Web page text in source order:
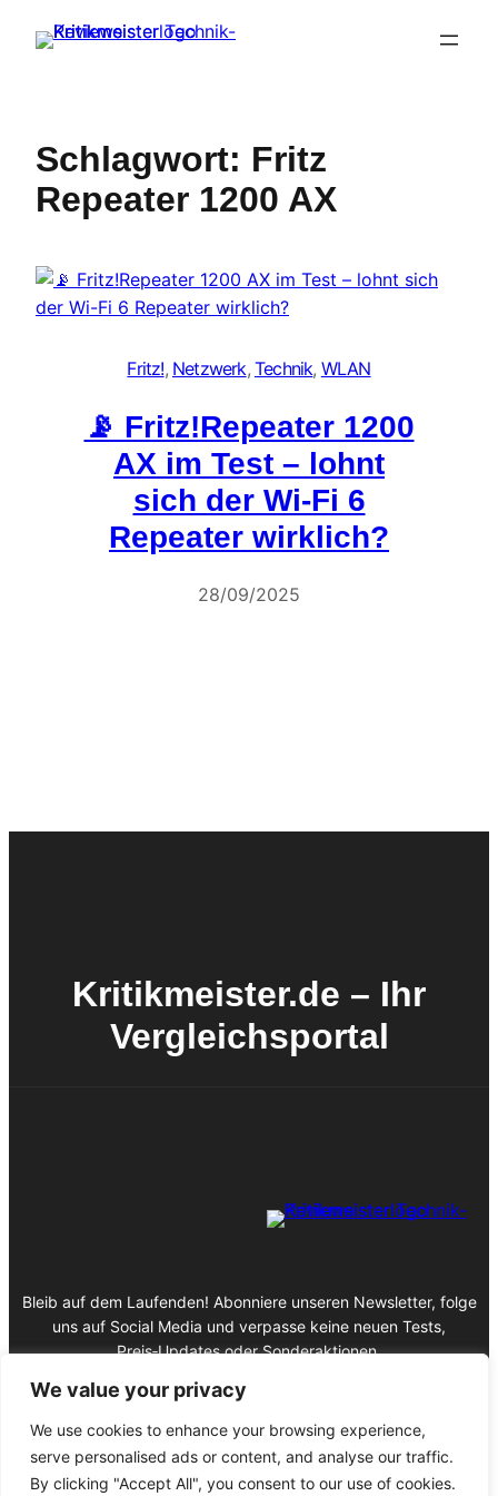
We value your privacy
We use cookies to enhance your browsing experience,
serve personalised ads or content, and analyse our traffic.
By clicking "Accept All", you consent to our use of cookies.
Inhalt
Schlagwort: Fritz
Repeater 1200 AX
Fritz!, Netzwerk, Technik, WLAN
📡 Fritz!Repeater 1200
AX im Test – lohnt
sich der Wi-Fi 6
Repeater wirklich?
28/09/2025
Kritikmeister.de – Ihr
Vergleichsportal
Bleib auf dem Laufenden! Abonniere unseren Newsletter, folge
uns auf Social Media und verpasse keine neuen Tests,
Preis‑Updates oder Sonderaktionen.
Impressum